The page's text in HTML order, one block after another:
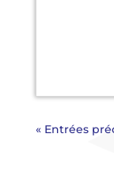
« Entrées